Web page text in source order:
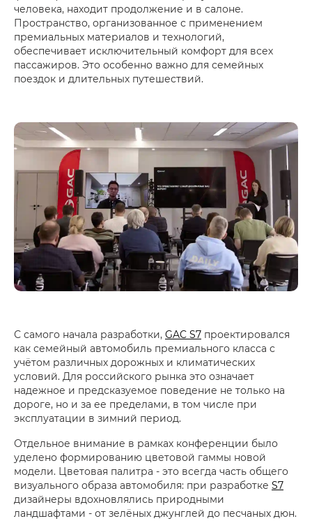
человека, находит продолжение и в салоне.
Пространство, организованное с применением
премиальных материалов и технологий,
обеспечивает исключительный комфорт для всех
пассажиров. Это особенно важно для семейных
поездок и длительных путешествий.
С самого начала разработки, GAC S7 проектировался
как семейный автомобиль премиального класса с
учётом различных дорожных и климатических
условий. Для российского рынка это означает
надежное и предсказуемое поведение не только на
дороге, но и за ее пределами, в том числе при
эксплуатации в зимний период.
Отдельное внимание в рамках конференции было
уделено формированию цветовой гаммы новой
модели. Цветовая палитра - это всегда часть общего
визуального образа автомобиля: при разработке S7
дизайнеры вдохновлялись природными
ландшафтами - от зелёных джунглей до песчаных дюн.